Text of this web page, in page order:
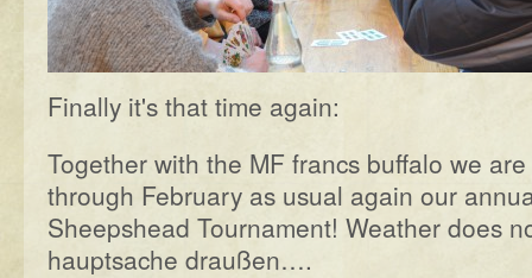
Finally it's that time again:
Together with the MF francs buffalo we
through February as usual again our
Sheepshead Tournament! Weather does
hauptsache draußen….